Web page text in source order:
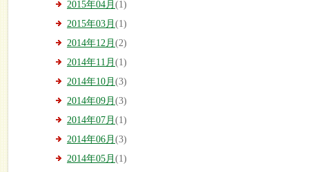
2015年04月 (1)
2015年03月 (1)
2014年12月 (2)
2014年11月 (1)
2014年10月 (3)
2014年09月 (3)
2014年07月 (1)
2014年06月 (3)
2014年05月 (1)